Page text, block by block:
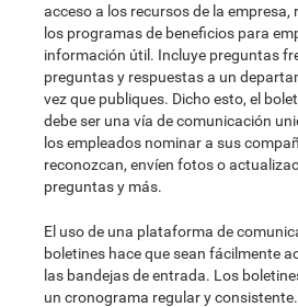
acceso a los recursos de la
los programas de beneficios para
información útil. Incluye preguntas
preguntas y respuestas a un
vez que publiques. Dicho esto, el
debe ser una vía de comunicación
los empleados nominar a sus
reconozcan, envíen fotos o
preguntas y más.
El uso de una plataforma de
boletines hace que sean fácilmente
las bandejas de entrada. Los
un cronograma regular y